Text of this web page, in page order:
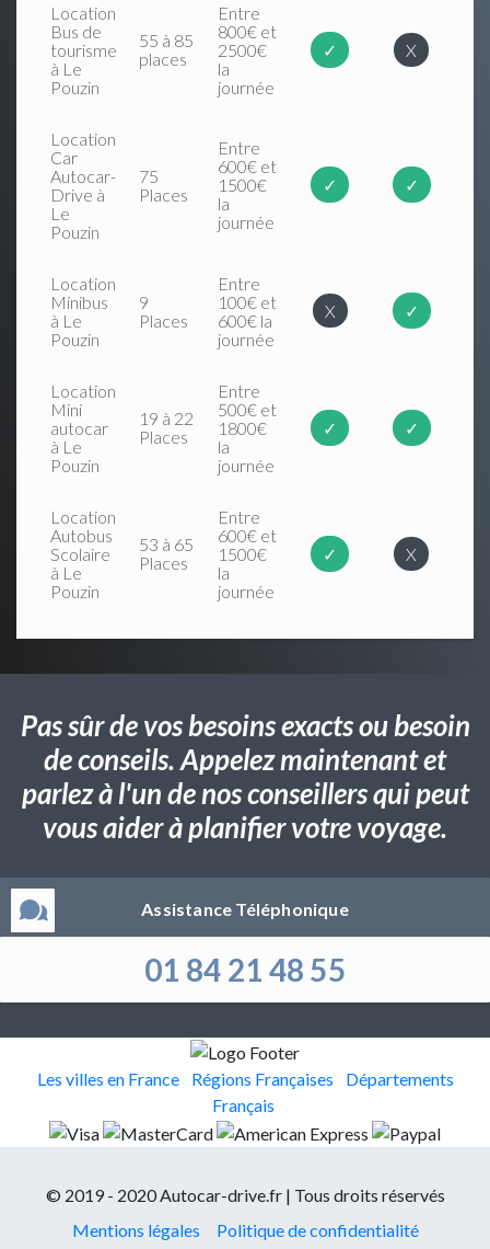
Location
Bus de
tourisme
à Le
Pouzin
55 à 85
places
Entre
800€ et
2500€
la
journée
✓ X
Location
Car
Autocar-
Drive à
Le
Pouzin
75
Places
Entre
600€ et
1500€
la
journée
✓ ✓
Location
Minibus
à Le
Pouzin
9
Places
Entre
100€ et
600€ la
journée
X ✓
Location
Mini
autocar
à Le
Pouzin
19 à 22
Places
Entre
500€ et
1800€
la
journée
✓ ✓
Location
Autobus
Scolaire
à Le
Pouzin
53 à 65
Places
Entre
600€ et
1500€
la
journée
✓ X
Pas sûr de vos besoins exacts ou besoin
de conseils. Appelez maintenant et
parlez à l'un de nos conseillers qui peut
vous aider à planifier votre voyage.
Assistance Téléphonique
01 84 21 48 55
Les villes en France Régions Françaises
Départements
Français
© 2019 - 2020 Autocar-drive.fr | Tous droits réservés
Mentions légales
Politique de confidentialité